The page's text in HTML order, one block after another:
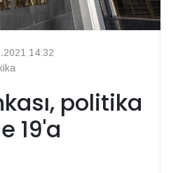
14:32
politika
19'a